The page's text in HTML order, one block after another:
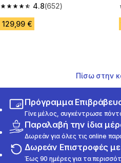
Ανθρακονημάτων - Kiprun
KD900X.2 - CNY
4.8
4.8 out of 5 stars from 652
(652)
129,99 €
Πίσω στην
Πρόγραμμα
Γίνε μέλος, συγκέντρωσε
Παραλαβή την ίδια
Δωρεάν για όλες τις online
Δωρεάν Επιστροφές με
Έως 90 ημέρες για τα